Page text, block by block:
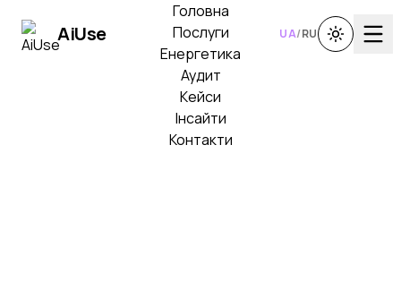
AiUse UA/RU
Головна
Послуги
Енергетика
Аудит
Кейси
Інсайти
Контакти